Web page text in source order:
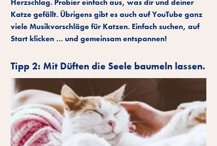
Herzschlag. Probier einfach aus, was dir und deiner
Katze gefällt. Übrigens gibt es auch auf YouTube ganz
viele Musikvorschläge für Katzen. Einfach suchen, auf
Start klicken … und gemeinsam entspannen!
Tipp 2: Mit Düften die Seele baumeln lassen.